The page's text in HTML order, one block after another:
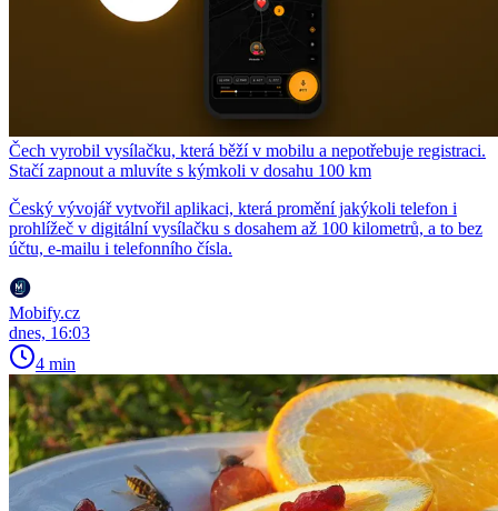
Čech vyrobil vysílačku, která běží v mobilu a nepotřebuje registraci.
Stačí zapnout a mluvíte s kýmkoli v dosahu 100 km
Český vývojář vytvořil aplikaci, která promění jakýkoli telefon i
prohlížeč v digitální vysílačku s dosahem až 100 kilometrů, a to bez
účtu, e-mailu i telefonního čísla.
Mobify.cz
dnes, 16:03
4 min